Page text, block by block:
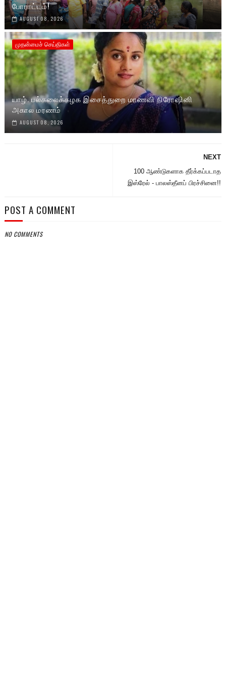
போராட்டம்!
AUGUST 08, 2026
முதன்மைச் செய்திகள்
யாழ். பல்கலைக்கழக இசைத்துறை மாணவி நிரோஷினி
அகால மரணம்
AUGUST 08, 2026
NEXT
100 ஆண்டுகளாக தீர்க்கப்படாத
இஸ்ரேல் - பாலஸ்தீனப் பிரச்சினை!!
POST A COMMENT
NO COMMENTS